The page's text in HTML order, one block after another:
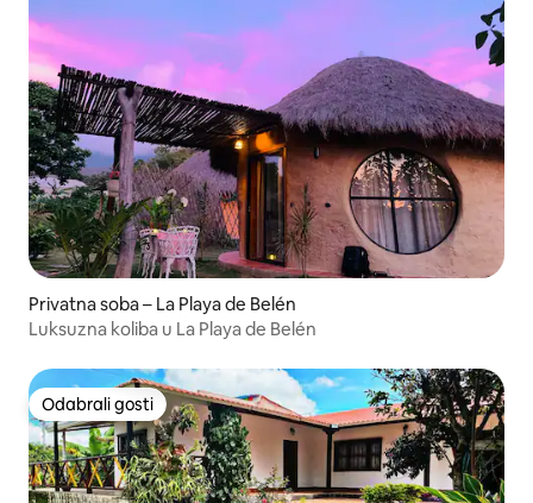
Privatna soba – La Playa de Belén
Luksuzna koliba u La Playa de Belén
Odabrali gosti
Odabrali gosti